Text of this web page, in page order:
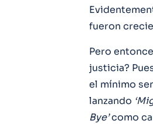
fueron
Pero
justicia?
el mínimo
lanzando
Bye’como